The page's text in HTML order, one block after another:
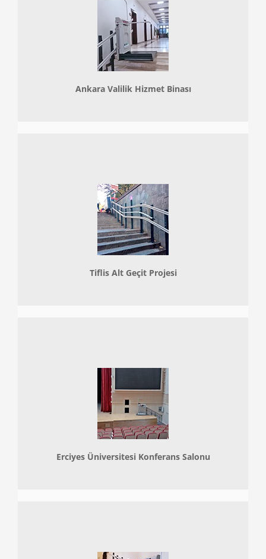
Ankara Valilik Hizmet Binası
Tiflis Alt Geçit Projesi
Erciyes Üniversitesi Konferans Salonu